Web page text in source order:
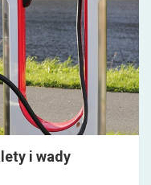
i wady